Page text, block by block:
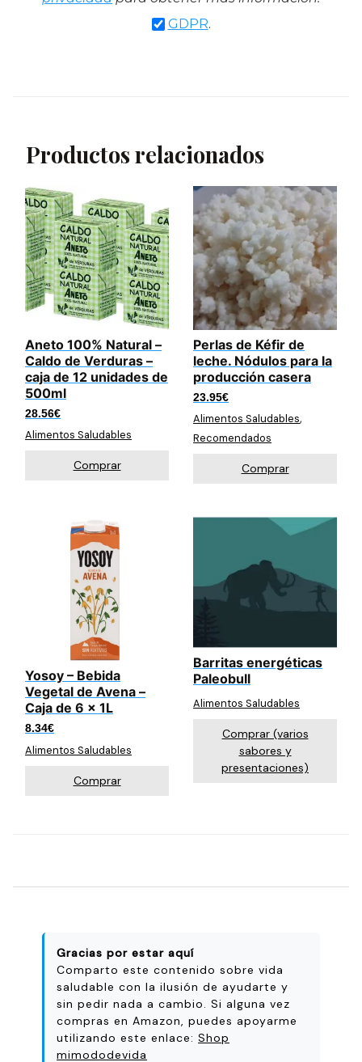
GDPR.
Productos relacionados
Aneto 100% Natural –
Caldo de Verduras –
caja de 12 unidades de
500ml
28.56€
Alimentos Saludables
Comprar
Perlas de Kéfir de
leche. Nódulos para la
producción casera
23.95€
Alimentos Saludables,
Recomendados
Comprar
Yosoy – Bebida
Vegetal de Avena –
Caja de 6 x 1L
8.34€
Alimentos Saludables
Comprar
Barritas energéticas
Paleobull
Alimentos Saludables
Comprar (varios
sabores y
presentaciones)
Gracias por estar aquí
Comparto este contenido sobre vida
saludable con la ilusión de ayudarte y
sin pedir nada a cambio. Si alguna vez
compras en Amazon, puedes apoyarme
utilizando este enlace: Shop
mimododevida